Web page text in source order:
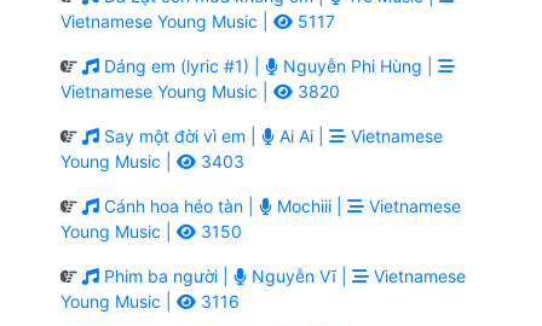
Vietnamese Young Music |
5117
Dáng em (lyric #1) |
Nguyễn Phi Hùng |
Vietnamese Young Music |
3820
Say một đời vì em | Ai Ai |
Vietnamese
Young Music |
3403
Cánh hoa héo tàn | Mochiii |
Vietnamese
Young Music |
3150
Phim ba người | Nguyễn Vĩ |
Vietnamese
Young Music |
3116